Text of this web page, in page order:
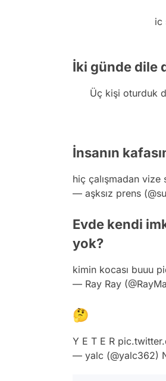
ic
İki günde dile
Üç kişi oturduk
İnsanın
hiç çalışmadan vize
— aşksız prens
Evde kendi
yok?
kimin kocası buuu
— Ray Ray
🤔
Y E T E R
— yalc (@yalc362)